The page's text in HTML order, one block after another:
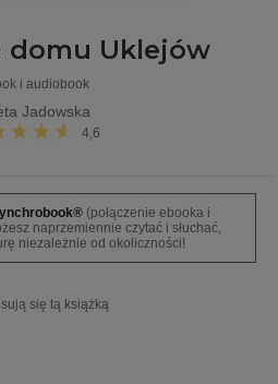
domu Uklejów
i audiobook
Jadowska
4,6
(połączenie ebooka i
naprzemiennie czytać i słuchać,
niezależnie od okoliczności!
się tą książką